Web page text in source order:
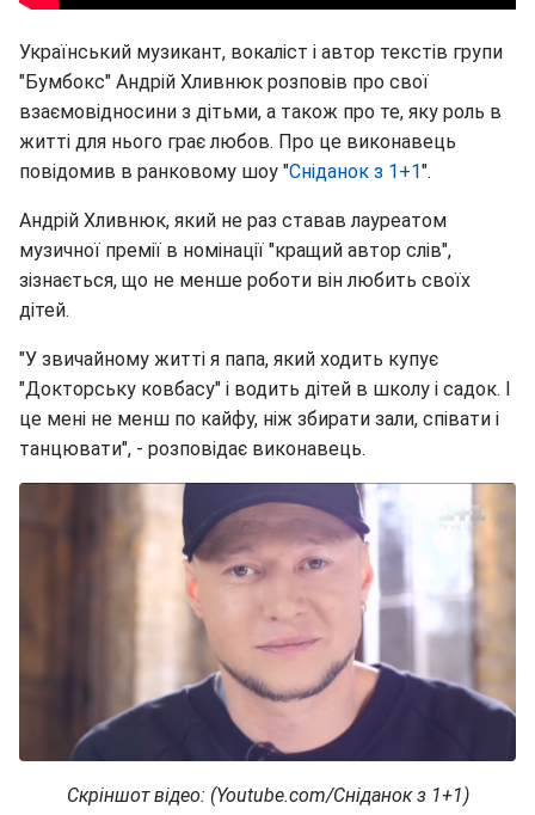
Український музикант, вокаліст і автор текстів групи
"Бумбокс" Андрій Хливнюк розповів про свої
взаємовідносини з дітьми, а також про те, яку роль в
житті для нього грає любов. Про це виконавець
повідомив в ранковому шоу "Сніданок з 1+1".
Андрій Хливнюк, який не раз ставав лауреатом
музичної премії в номінації "кращий автор слів",
зізнається, що не менше роботи він любить своїх
дітей.
"У звичайному житті я папа, який ходить купує
"Докторську ковбасу" і водить дітей в школу і садок. І
це мені не менш по кайфу, ніж збирати зали, співати і
танцювати", - розповідає виконавець.
Скріншот відео: (Youtube.com/Сніданок з 1+1)